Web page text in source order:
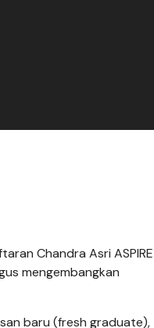
Chandra Asri ASPIRE
mengembangkan
baru (fresh graduate),